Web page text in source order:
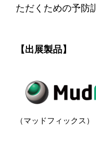
ただくための予防
【出展製品】
（マッドフィックス）